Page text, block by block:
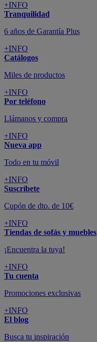
+INFO
Tranquilidad
6 años de Garantía Plus
+INFO
Catálogos
Miles de productos
+INFO
Por teléfono
Llámanos y compra
+INFO
Nueva app
Todo en tu móvil
+INFO
Suscríbete
Cupón de dto. de 10€
+INFO
Tiendas de sofás y muebles
¡Encuentra la tuya!
+INFO
Tu cuenta
Promociones exclusivas
+INFO
El blog
Busca tu inspiración